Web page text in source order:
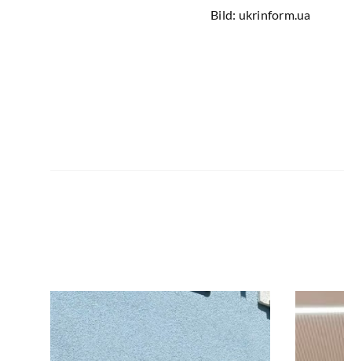
Bild: ukrinform.ua